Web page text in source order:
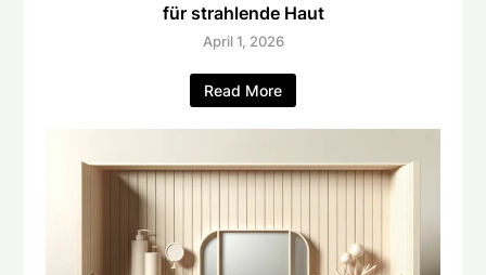
für strahlende Haut
April 1, 2026
Read More